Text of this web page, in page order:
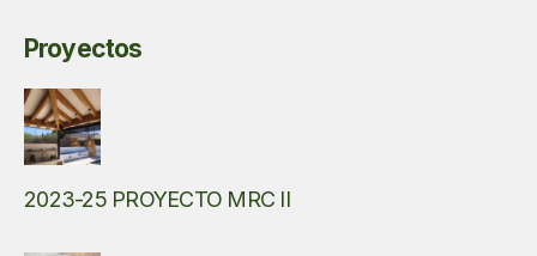
Proyectos
2023-25 PROYECTO MRC II